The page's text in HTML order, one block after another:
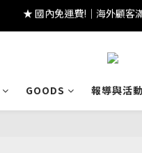
★ 註冊領 $300｜生日領 $300｜
★ 註冊領 $300｜生日領 $300
GOODS 報導與活